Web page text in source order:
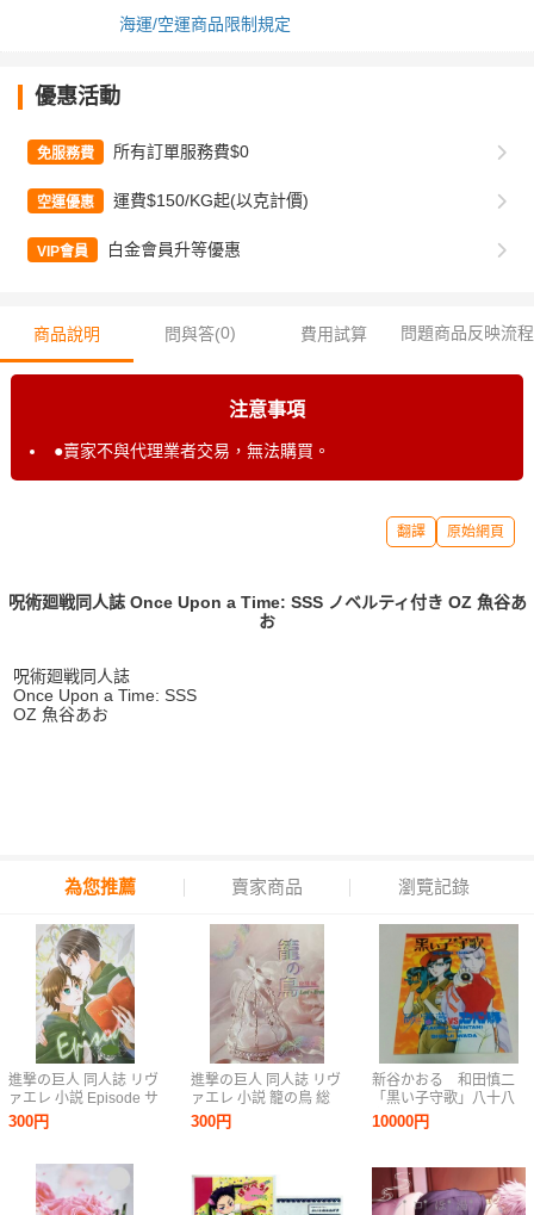
海運/空運商品限制規定
優惠活動
免服務費 所有訂單服務費$0
空運優惠 運費$150/KG起(以克計價)
VIP會員 白金會員升等優惠
商品說明 問與答(0) 費用試算 問題商品反映流程
注意事項
●賣家不與代理業者交易，無法購買。
翻譯 原始網頁
呪術廻戦同人誌 Once Upon a Time: SSS ノベルティ付き OZ 魚谷あ
お
呪術廻戦同人誌
Once Upon a Time: SSS
OZ 魚谷あお
為您推薦 賣家商品 瀏覽記錄
進撃の巨人 同人誌 リヴ
ァエレ 小説 Episode サ
バ サバ缶工房 リヴァイ
エレン
300円
進撃の巨人 同人誌 リヴ
ァエレ 小説 籠の鳥 総
集編 サバ サバ缶工房
リヴァイ エレン
300円
新谷かおる 和田慎二
「黒い子守歌」八十八
夜 砂の薔薇 vs スケバ
ン刑事 同人誌
10000円